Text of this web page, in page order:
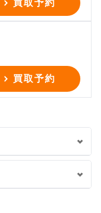
買取予約
買取予約